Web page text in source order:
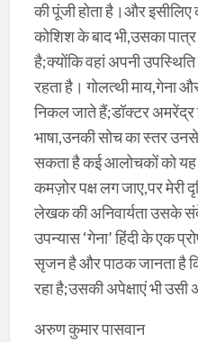
की पूंजी होता है।और
कोशिश के बाद भी,उसका
है;क्योंकि वहां अपनी
रहता है। गोलत्थी माय,गेना
निकल जाते हैं;डॉक्टर
भाषा,उनकी सोच का स्तर
सकता है कई आलोचकों को यह
कमज़ोर पक्ष लग जाए,पर मेरी
लेखक की अनिवार्यता उसके
उपन्यास ‘गेना’ हिंदी के एक
सृजन है और पाठक जानता है
रहा है;उसकी अपेक्षाएं भी उसी
अरुण कुमार पासवान